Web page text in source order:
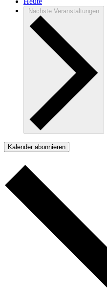
Nächste Veranstaltungen
Kalender abonnieren